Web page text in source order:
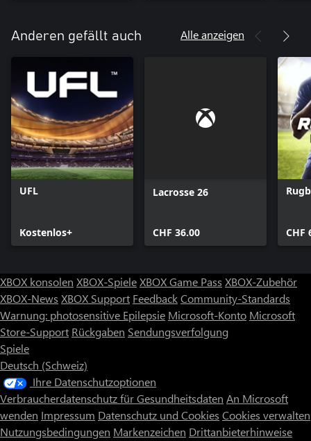
Anderen gefällt auch Alle anzeigen
UFL
Kostenlos+
Lacrosse 26
CHF 36.00 CHF
XBOX konsolen XBOX-SpieleXBOX Game Pass XBOX-Zubehör
XBOX-News XBOX Support FeedbackCommunity-Standards
Warnung: photosensitive Epilepsie Microsoft-Konto Microsoft
Store-Support Rückgaben Sendungsverfolgung
Spiele
Deutsch (Schweiz)
Ihre Datenschutzoptionen
Verbraucherdatenschutz für Gesundheitsdaten An Microsoft
wenden Impressum Datenschutz und Cookies Cookies verwalten
Nutzungsbedingungen Markenzeichen Drittanbieterhinweise